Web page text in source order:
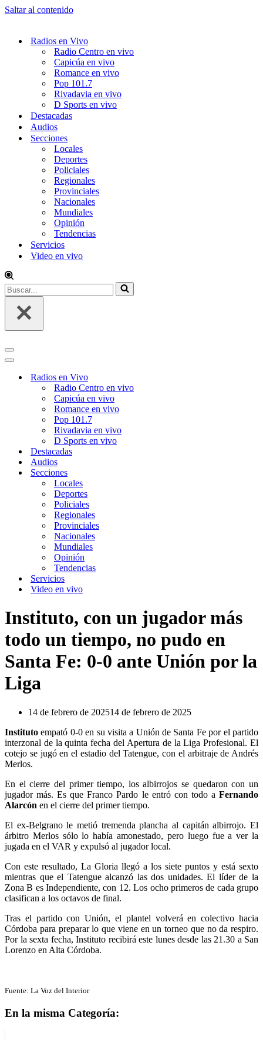
Saltar al contenido
Radios en Vivo
Radio Centro en vivo
Capicúa en vivo
Romance en vivo
Pop 101.7
Rivadavia en vivo
D Sports en vivo
Destacadas
Audios
Secciones
Locales
Deportes
Policiales
Regionales
Provinciales
Nacionales
Mundiales
Opinión
Tendencias
Servicios
Video en vivo
Buscar...
Menú
de
Menú
navegaciónRadios en Vivo
Radio Centro en vivo
Capicúa en vivo
Romance en vivo
Pop 101.7
Rivadavia en vivo
D Sports en vivo
Destacadas
Audios
Secciones
Locales
Deportes
Policiales
Regionales
Provinciales
Nacionales
Mundiales
Opinión
Tendencias
Servicios
Video en vivo
Instituto, con un jugador más
todo un tiempo, no pudo en
Santa Fe: 0-0 ante Unión por la
Liga
14 de febrero de 202514 de febrero de 2025
Institutoempató 0-0 en su visita a Unión de Santa Fe por el partido
interzonal de la quinta fecha del Apertura de la Liga Profesional. El
cotejo se jugó en el estadio del Tatengue, con el arbitraje de Andrés
Merlos.
En el cierre del primer tiempo, los albirrojos se quedaron con un
jugador más. Es que Franco Pardo le entró con todo a Fernando
Alarcón en el cierre del primer tiempo.
El ex-Belgrano le metió tremenda plancha al capitán albirrojo. El
árbitro Merlos sólo lo había amonestado, pero luego fue a ver la
jugada en el VAR y expulsó al jugador local.
Con este resultado, La Gloria llegó a los siete puntos y está sexto
mientras que el Tatengue alcanzó las dos unidades. El líder de la
Zona B es Independiente, con 12. Los ocho primeros de cada grupo
clasifican a los octavos de final.
Tras el partido con Unión, el plantel volverá en colectivo hacia
Córdoba para preparar lo que viene en un torneo que no da respiro.
Por la sexta fecha, Instituto recibirá este lunes desde las 21.30 a San
Lorenzo en Alta Córdoba.
Fuente: La Voz del Interior
En la misma Categoría: